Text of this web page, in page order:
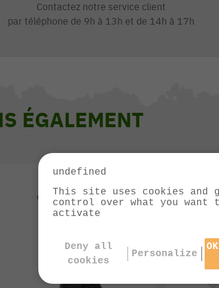
Contactez notre service client
par téléphone de 9h à 13h et de 14h à 17h
ÉGALEMENT
undefined
This site uses cookies and
control over what you want
activate
Deny all
cookies
Personalize